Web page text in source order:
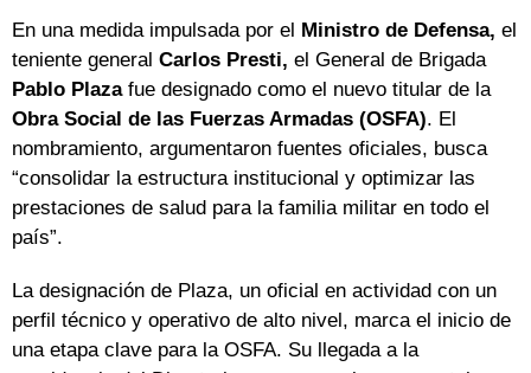
En una medida impulsada por el Ministro de Defensa, el
teniente general Carlos Presti, el General de Brigada
Pablo Plazafue designado como el nuevo titular de la
Obra Social de las Fuerzas Armadas (OSFA). El
nombramiento, argumentaron fuentes oficiales, busca
“consolidar la estructura institucional y optimizar las
prestaciones de salud para la familia militar en todo el
país”.
La designación de Plaza, un oficial en actividad con un
perfil técnico y operativo de alto nivel, marca el inicio de
una etapa clave para la OSFA. Su llegada a la